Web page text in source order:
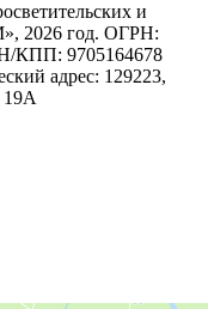
и
2026 год. ОГРН:
КПП: 9705164678
адрес: 129223,
19А